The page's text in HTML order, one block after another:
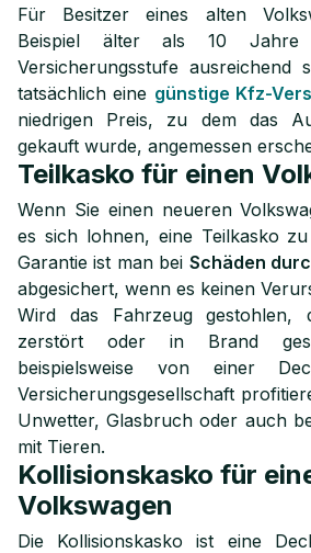
Für Besitzer eines alten
Beispiel älter als 10
Versicherungsstufe ausreichend
tatsächlich eine günstige Kfz-
niedrigen Preis, zu dem das
gekauft wurde, angemessen
Teilkasko für einen
Wenn Sie einen neueren
es sich lohnen, eine Teilkasko
Garantie ist man bei Schäden
abgesichert, wenn es keinen
Wird das Fahrzeug gestohlen,
zerstört oder in Brand
beispielsweise von einer
Versicherungsgesellschaft
Unwetter, Glasbruch oder auch
mit Tieren.
Kollisionskasko für
Volkswagen
Die Kollisionskasko ist eine